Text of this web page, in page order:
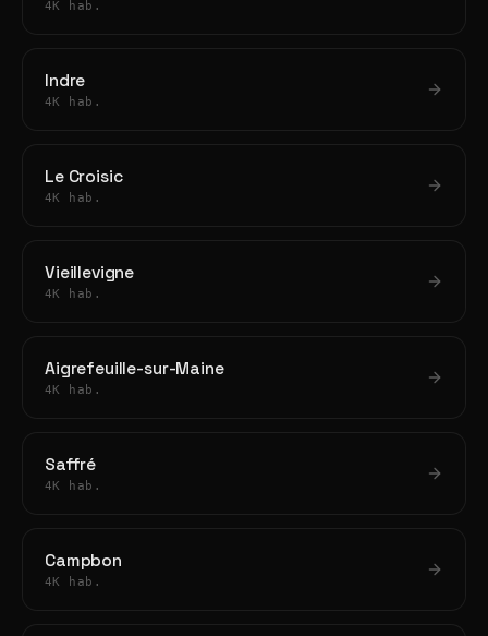
4K hab.
Indre
4K hab.
Le Croisic
4K hab.
Vieillevigne
4K hab.
Aigrefeuille-sur-Maine
4K hab.
Saffré
4K hab.
Campbon
4K hab.